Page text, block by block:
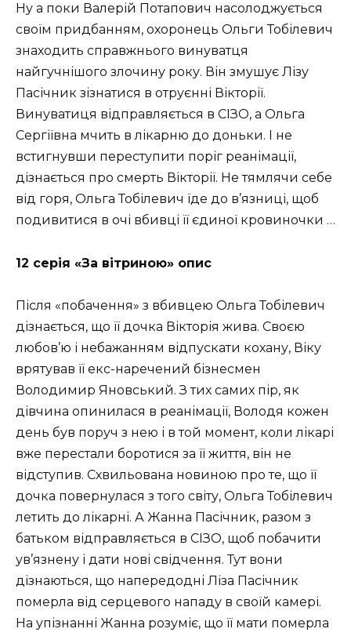
Ну а поки Валерій Потапович насолоджується
своїм придбанням, охоронець Ольги Тобілевич
знаходить справжнього винуватця
найгучнішого злочину року. Він змушує Лізу
Пасічник зізнатися в отруєнні Вікторії.
Винуватиця відправляється в СІЗО, а Ольга
Сергіївна мчить в лікарню до доньки. І не
встигнувши переступити поріг реанімації,
дізнається про смерть Вікторії. Не тямлячи себе
від горя, Ольга Тобілевич їде до в’язниці, щоб
подивитися в очі вбивці її єдиної кровиночки …
12 серія «За вітриною» опис
Після «побачення» з вбивцею Ольга Тобілевич
дізнається, що її дочка Вікторія жива. Своєю
любов’ю і небажанням відпускати кохану, Віку
врятував її екс-наречений бізнесмен
Володимир Яновський. З тих самих пір, як
дівчина опинилася в реанімації, Володя кожен
день був поруч з нею і в той момент, коли лікарі
вже перестали боротися за її життя, він не
відступив. Схвильована новиною про те, що її
дочка повернулася з того світу, Ольга Тобілевич
летить до лікарні. А Жанна Пасічник, разом з
батьком відправляється в СІЗО, щоб побачити
ув’язнену і дати нові свідчення. Тут вони
дізнаються, що напередодні Ліза Пасічник
померла від серцевого нападу в своїй камері.
На упізнанні Жанна розуміє, що її мати померла